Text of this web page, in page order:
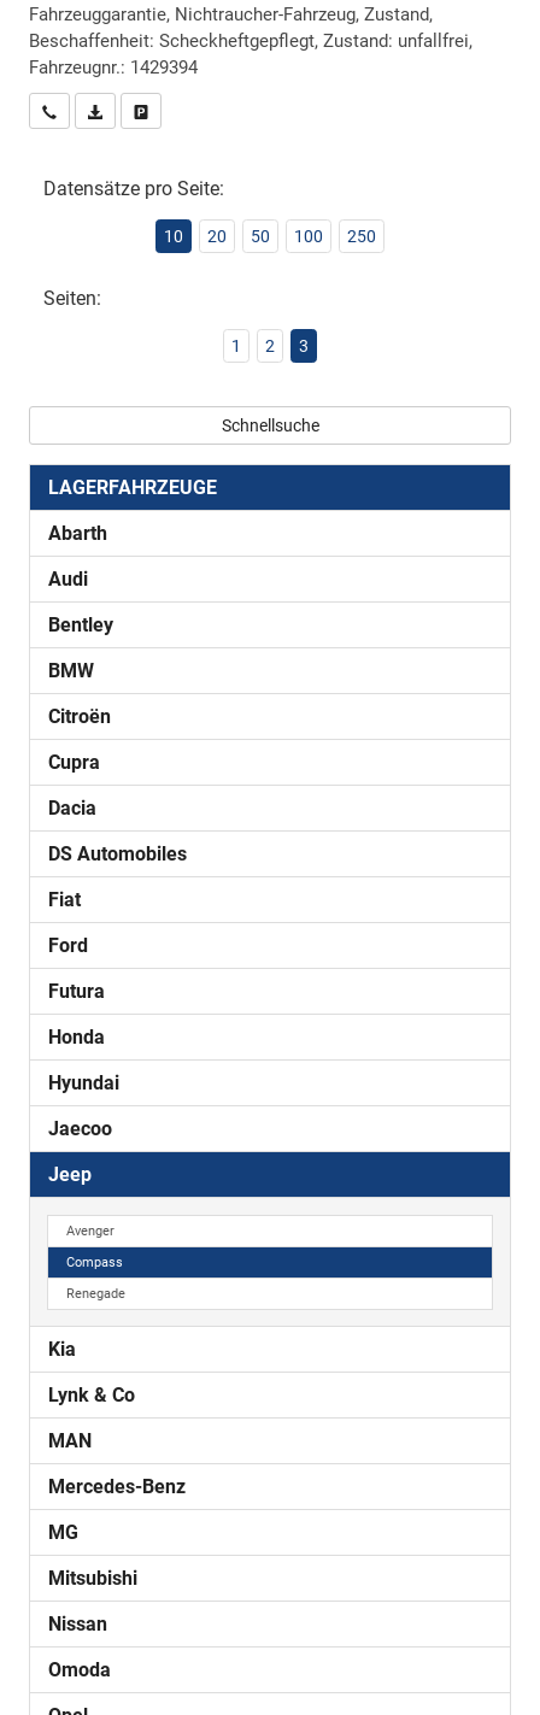
Fahrzeuggarantie, Nichtraucher-Fahrzeug, Zustand,
Beschaffenheit: Scheckheftgepflegt, Zustand: unfallfrei,
Fahrzeugnr.: 1429394
Wir rufen Sie anPDF-Datei, Fahrzeugexposé drucken
Datensätze pro Seite:
10 20 50 100 250
Seiten:
1 2 3
Schnellsuche
LAGERFAHRZEUGE
Abarth
Audi
Bentley
BMW
Citroën
Cupra
Dacia
DS Automobiles
Fiat
Ford
Futura
Honda
Hyundai
Jaecoo
Jeep
Avenger
Compass
Renegade
Kia
Lynk & Co
MAN
Mercedes-Benz
MG
Mitsubishi
Nissan
Omoda